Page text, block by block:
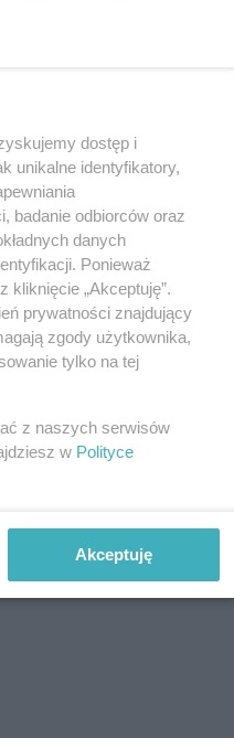
Analog bag już jest
dostęp i
unikalne identyfikatory,
badanie odbiorców oraz
danych
Ponieważ
„Akceptuję”.
prywatności znajdujący
zgody użytkownika,
tylko na tej
z naszych serwisów
w Polityce
Akceptuję